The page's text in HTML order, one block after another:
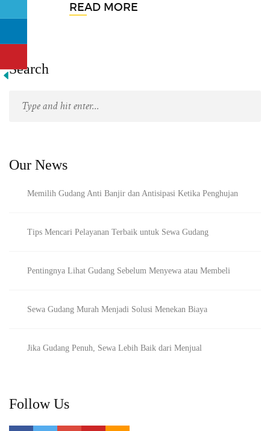
READ MORE
Search
Our News
Memilih Gudang Anti Banjir dan Antisipasi Ketika Penghujan
Tips Mencari Pelayanan Terbaik untuk Sewa Gudang
Pentingnya Lihat Gudang Sebelum Menyewa atau Membeli
Sewa Gudang Murah Menjadi Solusi Menekan Biaya
Jika Gudang Penuh, Sewa Lebih Baik dari Menjual
Follow Us